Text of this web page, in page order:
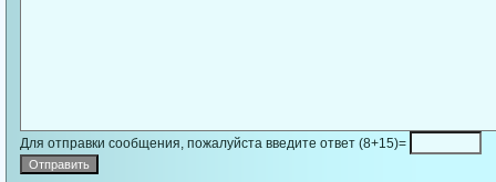
Для отправки сообщения, пожалуйста введите ответ (8+15)=